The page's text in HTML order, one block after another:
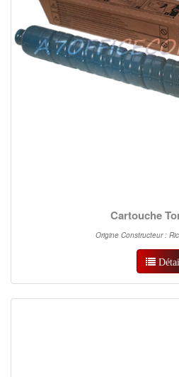
Cartouche
Origine Constructeur :